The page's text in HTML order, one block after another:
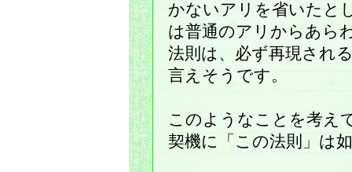
かないアリを省いたと
は普通のアリからあら
法則は、必ず再現され
言えそうです。
このようなことを考え
契機に「この法則」は